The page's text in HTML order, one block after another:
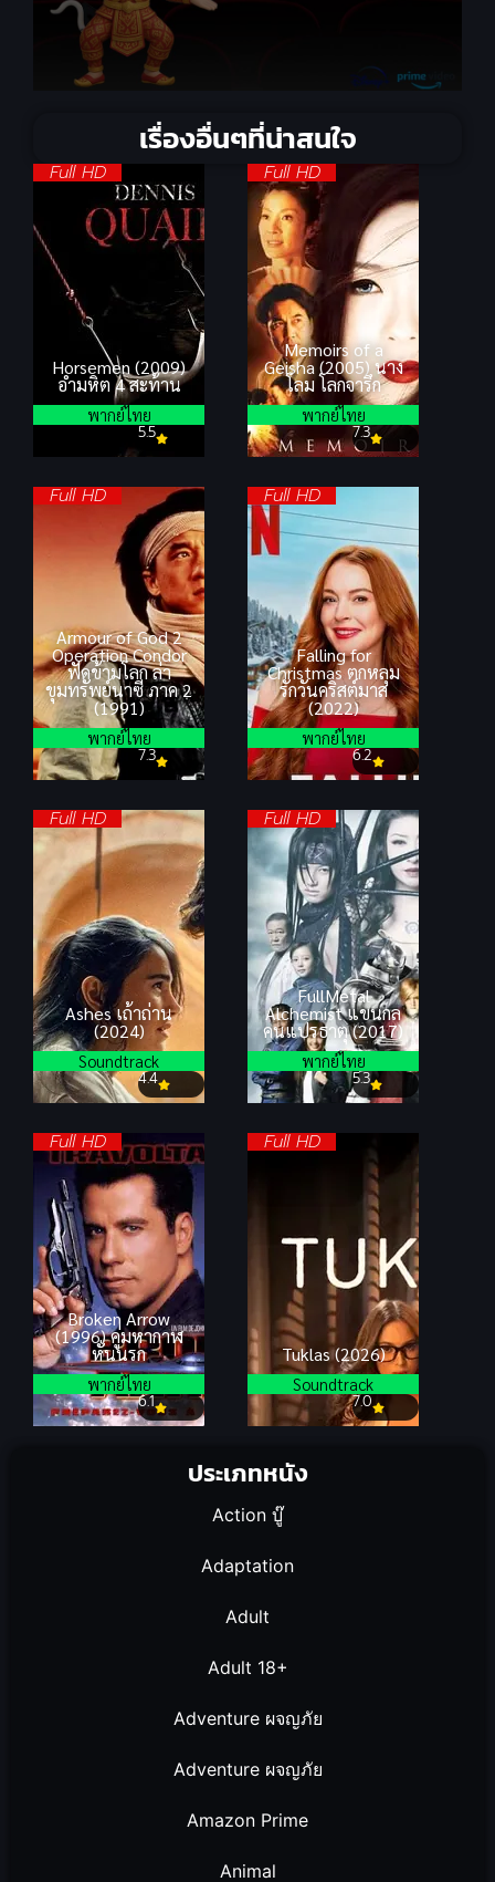
ประเภทหนัง
Action บู๊
Adaptation
Adult
Adult 18+
Adventure ผจญภัย
Adventure ผจญภัย
Amazon Prime
Animal
เรื่องอื่นๆที่น่าสนใจ
Full HD
Horsemen (2009)
อำมหิต 4 สะท้าน
5.5
พากย์ไทย
Full HD
Memoirs of a
Geisha (2005) นาง
โลม โลกจารึก
7.3
พากย์ไทย
Full HD
Armour of God 2
Operation Condor
ฟัดข้ามโลก ล่า
ขุมทรัพย์นาซี ภาค 2
(1991)
7.3
พากย์ไทย
Full HD
Falling for
Christmas ตกหลุม
รักวันคริสต์มาส
(2022)
6.2
พากย์ไทย
Full HD
Ashes เถ้าถ่าน
(2024)
4.4
Soundtrack
Full HD
FullMetal
Alchemist แขนกล
คนแปรธาตุ (2017)
5.3
พากย์ไทย
Full HD
Broken Arrow
(1996) คู่มหากาฬ
หั่นนรก
6.1
พากย์ไทย
Full HD
Tuklas (2026)
7.0
Soundtrack